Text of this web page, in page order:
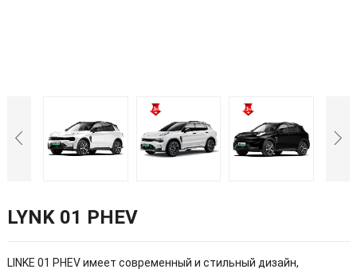
LYNK 01 PHEV
LINKE 01 PHEV имеет современный и стильный дизайн,